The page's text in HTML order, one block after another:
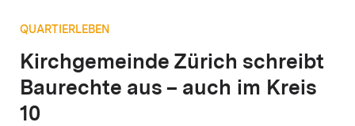
QUARTIERLEBEN
Kirchgemeinde Zürich schreibt
Baurechte aus – auch im Kreis
10